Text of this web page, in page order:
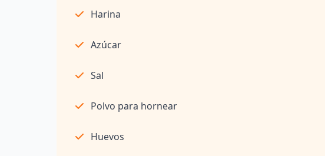
Harina
Azúcar
Sal
Polvo para hornear
Huevos